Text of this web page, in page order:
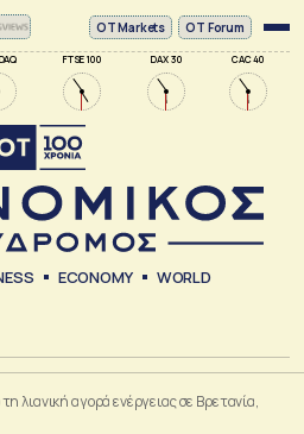
FTSE 100 DAX 30 CAC 40
ΟΤ Markets OT Forum
ECONOMY WORLD
λιανική αγορά ενέργειας σε Βρετανία,